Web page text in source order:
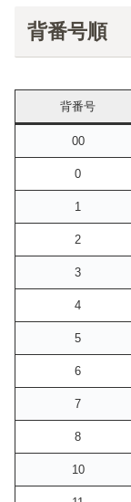
背番号順
背番号
00
0
1
2
3
4
5
6
7
8
10